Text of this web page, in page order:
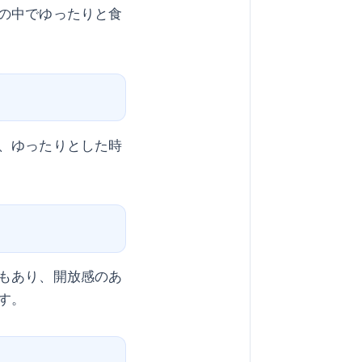
中でゆったりと食
ゆったりとした時
あり、開放感のあ